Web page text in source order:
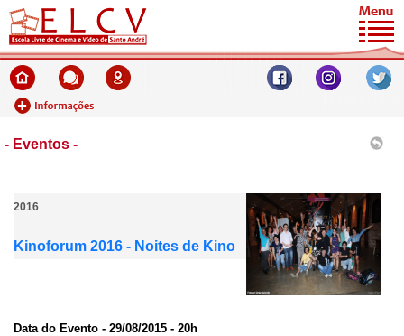
- Eventos -
2016
Kinoforum 2016 - Noites de Kino
Data do Evento - 29/08/2015 - 20h